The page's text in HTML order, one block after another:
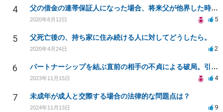
4 父の借金の連帯保証人になった場合、将来父が他界した時、相続放棄すれば返済義務は無くなるのでしょうか？
2020年8月12日 5
5 父死亡後の、持ち家に住み続ける人に対してどうしたら。
2020年4月24日 2
6 パートナーシップを結ぶ直前の相手の不貞による破局。引っ越し。引っ越し代は請求できませんか。
2023年11月15日 4
7 未成年が成人と交際する場合の法律的な問題点は？
2024年11月13日 9